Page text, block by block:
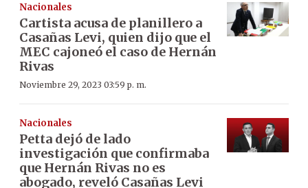
Nacionales
Cartista acusa de planillero a
Casañas Levi, quien dijo que el
MEC cajoneó el caso de Hernán
Rivas
Noviembre 29, 2023 03:59 p. m.
Nacionales
Petta dejó de lado
investigación que confirmaba
que Hernán Rivas no es
abogado, reveló Casañas Levi